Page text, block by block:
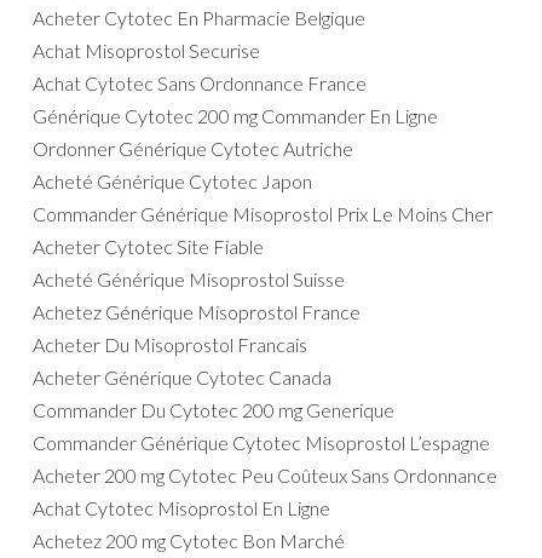
Acheter Cytotec En Pharmacie Belgique
Achat Misoprostol Securise
Achat Cytotec Sans Ordonnance France
Générique Cytotec 200 mg Commander En Ligne
Ordonner Générique Cytotec Autriche
Acheté Générique Cytotec Japon
Commander Générique Misoprostol Prix Le Moins Cher
Acheter Cytotec Site Fiable
Acheté Générique Misoprostol Suisse
Achetez Générique Misoprostol France
Acheter Du Misoprostol Francais
Acheter Générique Cytotec Canada
Commander Du Cytotec 200 mg Generique
Commander Générique Cytotec Misoprostol L’espagne
Acheter 200 mg Cytotec Peu Coûteux Sans Ordonnance
Achat Cytotec Misoprostol En Ligne
Achetez 200 mg Cytotec Bon Marché